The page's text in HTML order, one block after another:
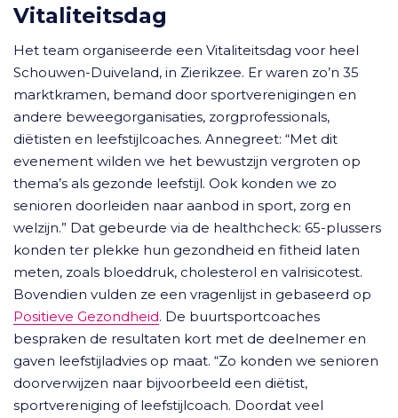
Vitaliteitsdag
Het team organiseerde een Vitaliteitsdag voor heel
Schouwen-Duiveland, in Zierikzee. Er waren zo’n 35
marktkramen, bemand door sportverenigingen en
andere beweegorganisaties, zorgprofessionals,
diëtisten en leefstijlcoaches. Annegreet: “Met dit
evenement wilden we het bewustzijn vergroten op
thema’s als gezonde leefstijl. Ook konden we zo
senioren doorleiden naar aanbod in sport, zorg en
welzijn.” Dat gebeurde via de healthcheck: 65-plussers
konden ter plekke hun gezondheid en fitheid laten
meten, zoals bloeddruk, cholesterol en valrisicotest.
Bovendien vulden ze een vragenlijst in gebaseerd op
Positieve Gezondheid. De buurtsportcoaches
bespraken de resultaten kort met de deelnemer en
gaven leefstijladvies op maat. “Zo konden we senioren
doorverwijzen naar bijvoorbeeld een diëtist,
sportvereniging of leefstijlcoach. Doordat veel